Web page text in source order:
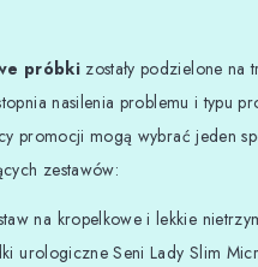
próbkizostały podzielone na
nasilenia problemu i typu
promocji mogą wybrać jeden
zestawów:
na kropelkowe i lekkie
urologiczne Seni Lady Slim